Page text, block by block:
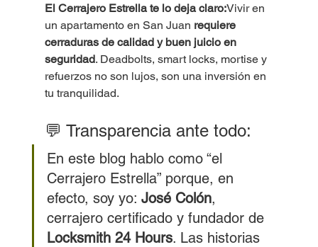
El Cerrajero Estrella te lo deja claro:Vivir en
un apartamento en San Juan requiere
cerraduras de calidad y buen juicio en
seguridad. Deadbolts, smart locks, mortise y
refuerzos no son lujos, son una inversión en
tu tranquilidad.
💬 Transparencia ante todo:
En este blog hablo como “el
Cerrajero Estrella” porque, en
efecto, soy yo: José Colón,
cerrajero certificado y fundador de
Locksmith 24 Hours. Las historias